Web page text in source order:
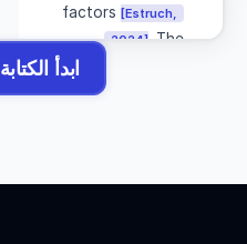
factors [Estruch,
2024]. The
Mediterranean
dietary pattern
ابدأ الكتابة